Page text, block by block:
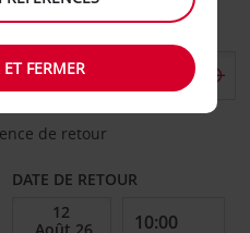
de retour
DATE DE RETOUR
ET FERMER